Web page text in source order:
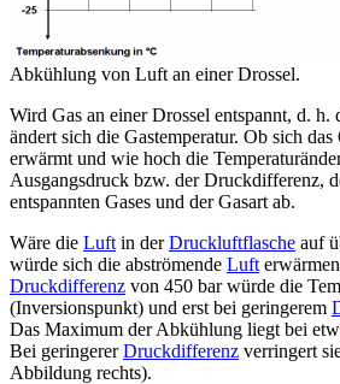
Abkühlung von Luft an einer Drossel.
Wird Gas an einer Drossel entspannt, d. h.
ändert sich die Gastemperatur. Ob sich
erwärmt und wie hoch die
Ausgangsdruck bzw. der Druckdifferenz,
entspannten Gases und der Gasart ab.
Wäre die Luft in derDruckluftflasche auf
würde sich die abströmende Luft
Druckdifferenz von 450 bar würde die
(Inversionspunkt) und erst bei geringerem
Das Maximum der Abkühlung liegt bei
Bei geringererDruckdifferenz verringert
Abbildung rechts).